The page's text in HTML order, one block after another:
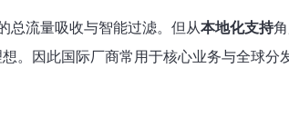
总流量吸收与智能过滤。但从本地化支持
。因此国际厂商常用于核心业务与全球分